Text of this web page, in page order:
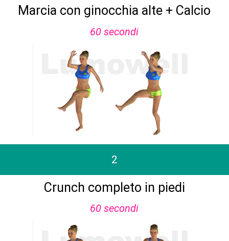
Marcia con ginocchia alte + Calcio
60 secondi
2
Crunch completo in piedi
60 secondi